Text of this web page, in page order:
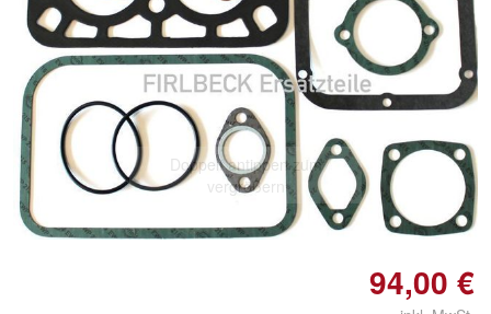
Doppelt antippen zum
vergrößern
94,00 €